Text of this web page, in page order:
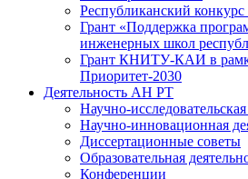
Республиканский
Грант «Поддержка
инженерных школ
Грант КНИТУ-КАИ в
Приоритет-2030
Деятельность АН РТ
Научно-
Научно-инновационная
Диссертационные советы
Образовательная
Конференции